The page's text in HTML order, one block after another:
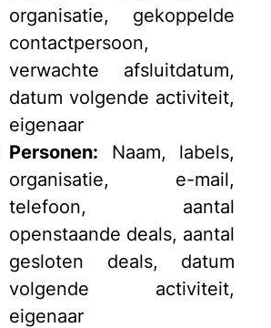
organisatie, gekoppelde
contactpersoon,
verwachte afsluitdatum,
datum volgende activiteit,
eigenaar
Personen: Naam, labels,
organisatie, e-mail,
telefoon, aantal
openstaande deals, aantal
gesloten deals, datum
volgende activiteit,
eigenaar